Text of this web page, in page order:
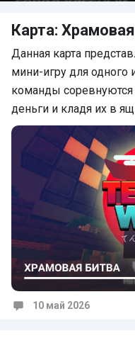
Карта:
Данная карта
мини-игру для одного
команды соревнуются
деньги и кладя их в
10 май 2026